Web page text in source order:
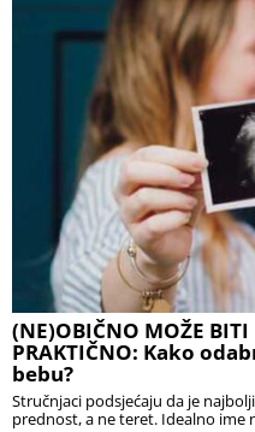
(NE)OBIČNO MOŽE
PRAKTIČNO: Kako
bebu?
Stručnjaci podsjećaju da je
prednost, a ne teret. Idealno